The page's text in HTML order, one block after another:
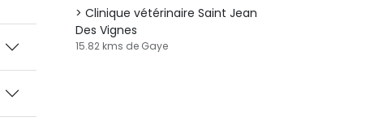
Clinique vétérinaire Saint Jean
Des Vignes
15.82 kms de Gaye